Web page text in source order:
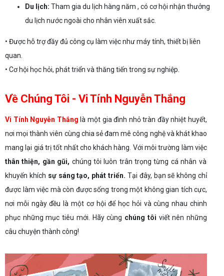
Du lịch: Tham gia du lịch hàng năm , có cơ hội nhận thưởng
du lịch nước ngoài cho nhân viên xuất sắc.
• Được hỗ trợ đầy đủ công cụ làm việc như máy tính, thiết bị liên
quan.
• Cơ hội học hỏi, phát triển và thăng tiến trong sự nghiệp.
Về Chúng Tôi - Vi Tính Nguyễn Thắng
Vi Tính Nguyễn Thắng là một gia đình nhỏ tràn đầy nhiệt huyết,
nơi mọi thành viên cùng chia sẻ đam mê công nghệ và khát khao
mang lại giá trị tốt nhất cho khách hàng. Với môi trường làm việc
thân thiện, gần gũi, chúng tôi luôn trân trọng từng cá nhân và
khuyến khích sự sáng tạo, phát triển. Tại đây, bạn sẽ không chỉ
được làm việc mà còn được sống trong một không gian tích cực,
nơi mỗi ngày đều là một cơ hội để học hỏi và cùng nhau chinh
phục những mục tiêu mới. Hãy cùng chúng tôi viết nên những
câu chuyện thành công!